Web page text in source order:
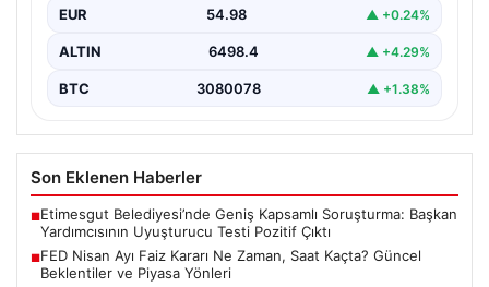
EUR 54.98 ▲ +0.24%
ALTIN 6498.4 ▲ +4.29%
BTC 3080078 ▲ +1.38%
Son Eklenen Haberler
■Etimesgut Belediyesi’nde Geniş Kapsamlı Soruşturma: Başkan
Yardımcısının Uyuşturucu Testi Pozitif Çıktı
■FED Nisan Ayı Faiz Kararı Ne Zaman, Saat Kaçta? Güncel
Beklentiler ve Piyasa Yönleri